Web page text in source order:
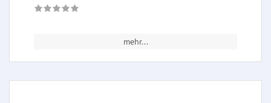
mehr...